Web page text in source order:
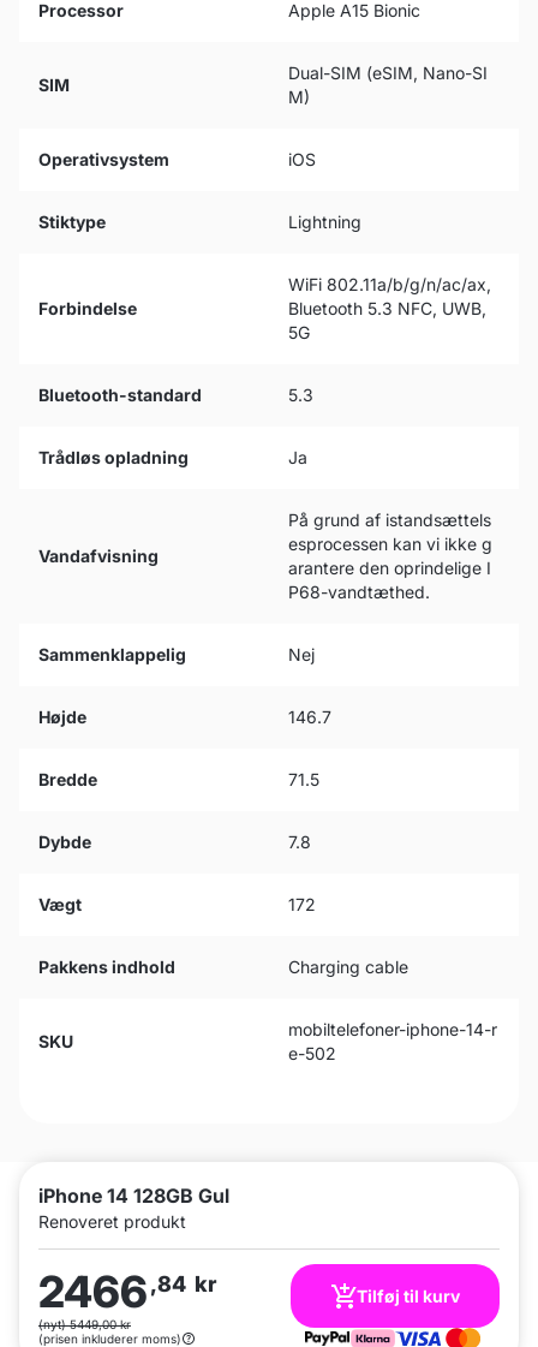
iPhone 14 128GB Gul
Renoveret produkt
2466,84 kr
(nyt) 5449,00 kr
(prisen inkluderer moms)
Tilføj til kurv
Processor Apple A15 Bionic
SIM
Dual-SIM (eSIM, Nano-SI
M)
Operativsystem iOS
Stiktype Lightning
Forbindelse
WiFi 802.11a/b/g/n/ac/ax,
Bluetooth 5.3 NFC, UWB,
5G
Bluetooth-standard 5.3
Trådløs opladning Ja
Vandafvisning
På grund af istandsættels
esprocessen kan vi ikke g
arantere den oprindelige I
P68-vandtæthed.
Sammenklappelig Nej
Højde 146.7
Bredde 71.5
Dybde 7.8
Vægt 172
Pakkens indhold Charging cable
SKU
mobiltelefoner-iphone-14-r
e-502